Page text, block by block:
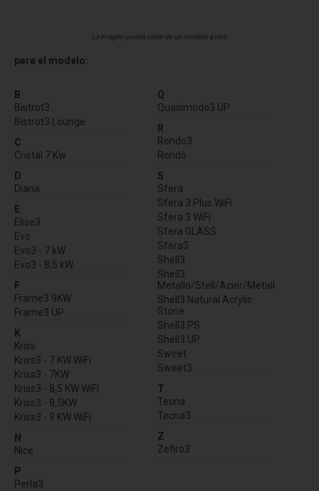
La imagen puede variar de un modelo a otro
para el modelo:
B
Bistrot3
Bistrot3 Lounge
C
Cristal 7 Kw
D
Diana
E
Elise3
Evo
Evo3 - 7 kW
Evo3 - 8,5 kW
F
Frame3 9KW
Frame3 UP
K
Kriss
Kriss3 - 7 KW WiFi
Kriss3 - 7KW
Kriss3 - 8,5 KW WiFi
Kriss3 - 8,5KW
Kriss3 - 9 KW WiFi
N
Nice
P
Perla3
Q
Quasimodo3 UP
R
Rondo3
Rondò
S
Sfera
Sfera 3 Plus WiFi
Sfera 3 WiFi
Sfera GLASS
Sfera3
Shell3
Shell3
Metallo/Stell/Acier/Metall
Shell3 Natural Acrylic
Stone
Shell3 PS
Shell3 UP
Sweet
Sweet3
T
Tecna
Tecna3
Z
Zefiro3